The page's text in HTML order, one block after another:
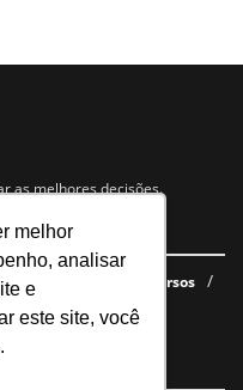
melhor
analisar
e
este site, você
as melhores decisões.
books gratuitos
Cursos